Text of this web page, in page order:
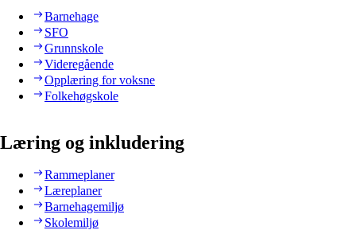
Barnehage
SFO
Grunnskole
Videregående
Opplæring for voksne
Folkehøgskole
Læring og inkludering
Rammeplaner
Læreplaner
Barnehagemiljø
Skolemiljø